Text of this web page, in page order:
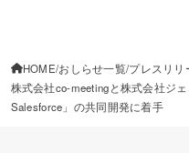
HOME おしらせ一覧 プレスリリ
株式会社co-meetingと株式会社ジ
Salesforce」の共同開発に着手